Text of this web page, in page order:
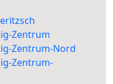
Zentrum
Zentrum-Nord
Zentrum-